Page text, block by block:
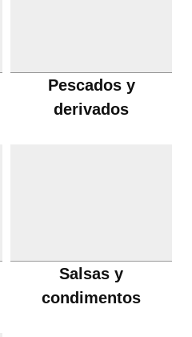
Pescados y
derivados
Salsas y
condimentos